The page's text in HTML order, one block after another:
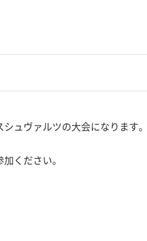
シュヴァルツの大会になります。
ください。